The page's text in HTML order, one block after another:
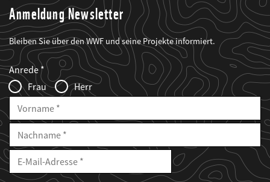
Anmeldung Newsletter
Bleiben Sie über den WWF und seine Projekte informiert.
Web2Case
Infofelder
Fieldset
anrede_name
Anrede
Frau
Herr
Vorname
Nachname
E-
Mailadresse
E-
Adresse